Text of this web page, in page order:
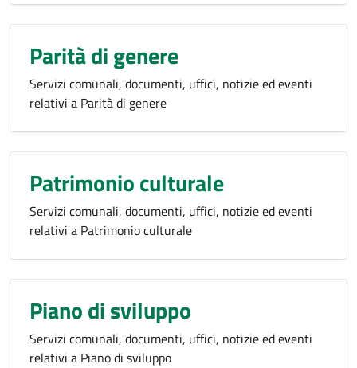
Parità di genere
Servizi comunali, documenti, uffici, notizie ed eventi
relativi a Parità di genere
Patrimonio culturale
Servizi comunali, documenti, uffici, notizie ed eventi
relativi a Patrimonio culturale
Piano di sviluppo
Servizi comunali, documenti, uffici, notizie ed eventi
relativi a Piano di sviluppo